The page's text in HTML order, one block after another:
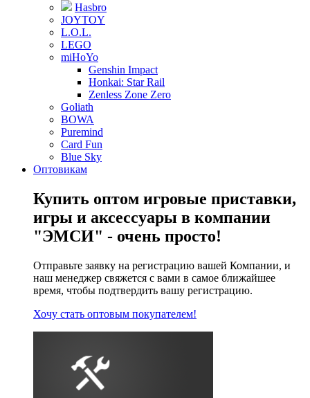
Hasbro
JOYTOY
L.O.L.
LEGO
miHoYo
Genshin Impact
Honkai: Star Rail
Zenless Zone Zero
Goliath
BOWA
Puremind
Card Fun
Blue Sky
Оптовикам
Купить оптом игровые приставки,
игры и аксессуары в компании
"ЭМСИ" - очень просто!
Отправьте заявку на регистрацию вашей Компании, и
наш менеджер свяжется с вами в самое ближайшее
время, чтобы подтвердить вашу регистрацию.
Хочу стать оптовым покупателем!